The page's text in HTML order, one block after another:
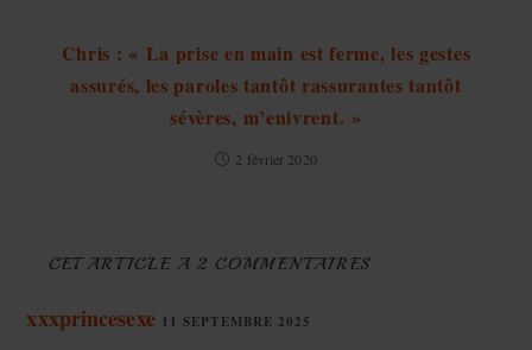
Chris : « La prise en main est ferme, les gestes
assurés, les paroles tantôt rassurantes tantôt
sévères, m’enivrent. »
2 février 2020
CET ARTICLE A 2 COMMENTAIRES
xxxprincesexe 11 SEPTEMBRE 2025